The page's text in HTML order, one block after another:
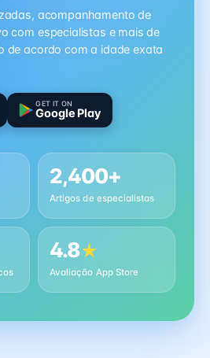
acompanhamento de
com especialistas e mais de
acordo com a idade exata
GET IT ON
Google Play
2,400+
Artigos de especialistas
4.8★
Avaliação App Store